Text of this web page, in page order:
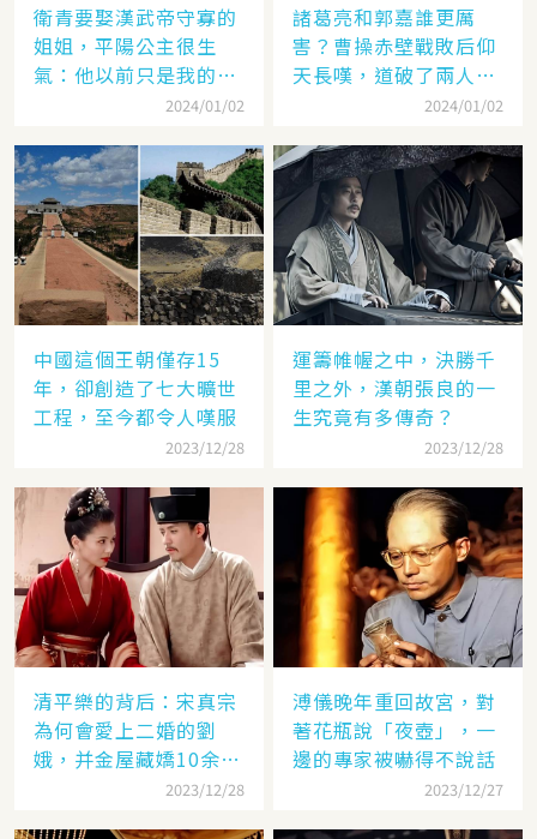
衛青要娶漢武帝守寡的
姐姐，平陽公主很生
氣：他以前只是我的奴
2024/01/02
諸葛亮和郭嘉誰更厲
害？曹操赤壁戰敗后仰
天長嘆，道破了兩人高
2024/01/02
中國這個王朝僅存15
年，卻創造了七大曠世
工程，至今都令人嘆服
2023/12/28
運籌帷幄之中，決勝千
里之外，漢朝張良的一
生究竟有多傳奇？
2023/12/28
清平樂的背后：宋真宗
為何會愛上二婚的劉
娥，并金屋藏嬌10余
2023/12/28
溥儀晚年重回故宮，對
著花瓶說「夜壺」，一
邊的專家被嚇得不說話
2023/12/27